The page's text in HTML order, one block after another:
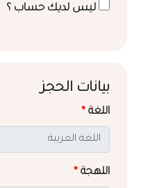
ليس لديك حساب ؟
بيانات الحجز
اللغة *
اللهجة *